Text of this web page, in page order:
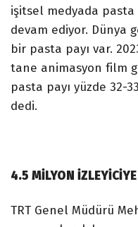
işitsel medyada
devam ediyor. Dünya
bir pasta payı var.
tane animasyon film
pasta payı yüzde 32-
dedi.
4.5 MİLYON
TRT Genel Müdürü